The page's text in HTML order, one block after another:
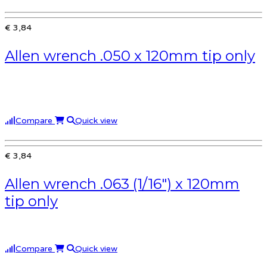
€ 3,84
Allen wrench .050 x 120mm tip only
Compare Quick view
€ 3,84
Allen wrench .063 (1/16″) x 120mm
tip only
Compare Quick view